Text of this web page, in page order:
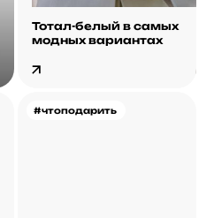
Тотал-белый в самых
модных вариантах
#чтоподарить